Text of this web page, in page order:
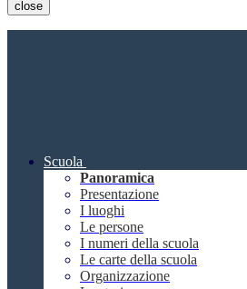
close
Scuola
Panoramica
Presentazione
I luoghi
Le persone
I numeri della scuola
Le carte della scuola
Organizzazione